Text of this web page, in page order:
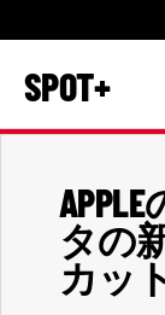
SPOT+
タの
カッ